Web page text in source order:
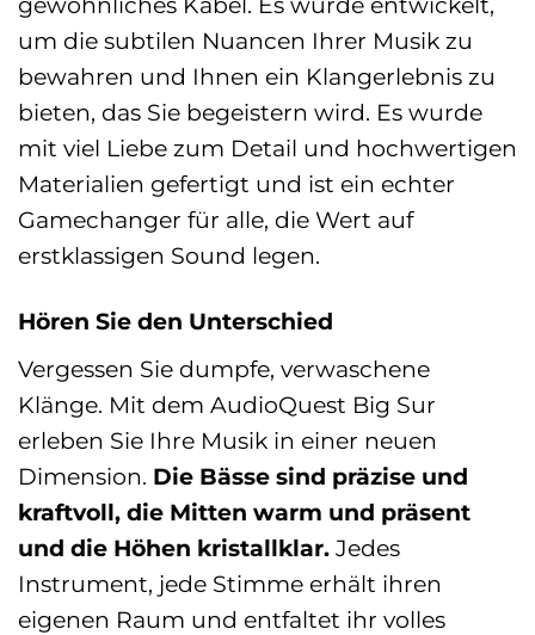
um die subtilen Nuancen Ihrer Musik zu
bewahren und Ihnen ein Klangerlebnis zu
bieten, das Sie begeistern wird. Es wurde
mit viel Liebe zum Detail und hochwertigen
Materialien gefertigt und ist ein echter
Gamechanger für alle, die Wert auf
erstklassigen Sound legen.
Hören Sie den Unterschied
Vergessen Sie dumpfe, verwaschene
Klänge. Mit dem AudioQuest Big Sur
erleben Sie Ihre Musik in einer neuen
Dimension. Die Bässe sind präzise und
kraftvoll, die Mitten warm und präsent
und die Höhen kristallklar. Jedes
Instrument, jede Stimme erhält ihren
eigenen Raum und entfaltet ihr volles